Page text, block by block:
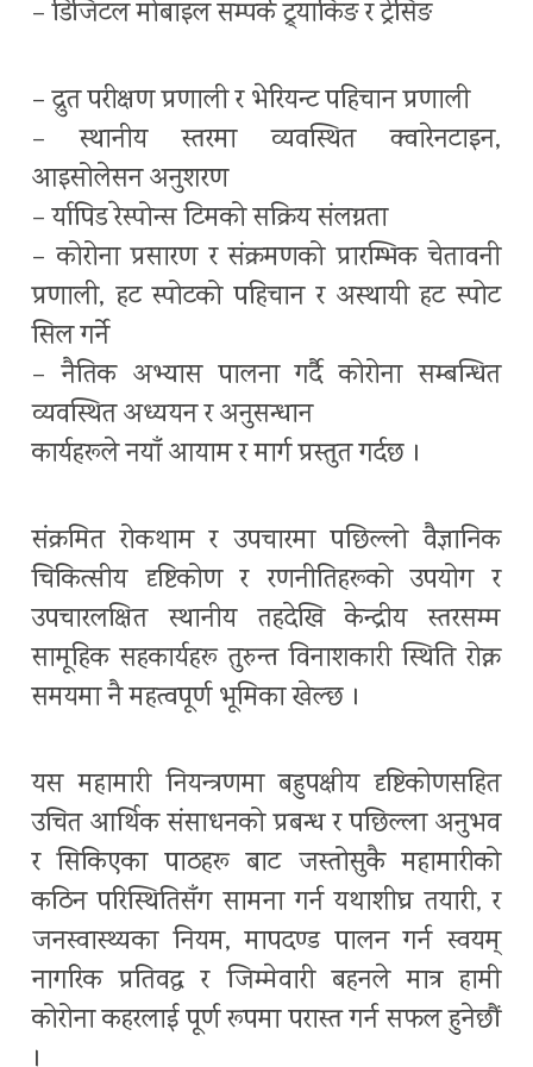
– डिजिटल मोबाइल सम्पर्क ट्र्याकिङ र ट्रेसिङ
– द्रुत परीक्षण प्रणाली र भेरियन्ट पहिचान प्रणाली
– स्थानीय स्तरमा व्यवस्थित क्वारेनटाइन,
आइसोलेसन अनुशरण
– र्यापिड रेस्पोन्स टिमको सक्रिय संलग्नता
– कोरोना प्रसारण र संक्रमणको प्रारम्भिक चेतावनी
प्रणाली, हट स्पोटको पहिचान र अस्थायी हट स्पोट
सिल गर्ने
– नैतिक अभ्यास पालना गर्दै कोरोना सम्बन्धित
व्यवस्थित अध्ययन र अनुसन्धान
कार्यहरूले नयाँ आयाम र मार्ग प्रस्तुत गर्दछ ।
संक्रमित रोकथाम र उपचारमा पछिल्लो वैज्ञानिक
चिकित्सीय दृष्टिकोण र रणनीतिहरूको उपयोग र
उपचारलक्षित स्थानीय तहदेखि केन्द्रीय स्तरसम्म
सामूहिक सहकार्यहरू तुरुन्त विनाशकारी स्थिति रोक्न
समयमा नै महत्वपूर्ण भूमिका खेल्छ ।
यस महामारी नियन्त्रणमा बहुपक्षीय दृष्टिकोणसहित
उचित आर्थिक संसाधनको प्रबन्ध र पछिल्ला अनुभव
र सिकिएका पाठहरू बाट जस्तोसुकै महामारीको
कठिन परिस्थितिसँग सामना गर्न यथाशीघ्र तयारी, र
जनस्वास्थ्यका नियम, मापदण्ड पालन गर्न स्वयम्
नागरिक प्रतिवद्ध र जिम्मेवारी बहनले मात्र हामी
कोरोना कहरलाई पूर्ण रूपमा परास्त गर्न सफल हुनेछौं